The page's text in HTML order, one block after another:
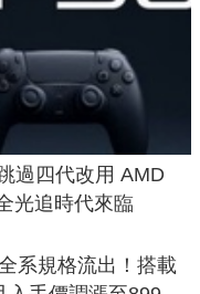
過四代改用 AMD
光追時代來臨
系規格流出！搭載